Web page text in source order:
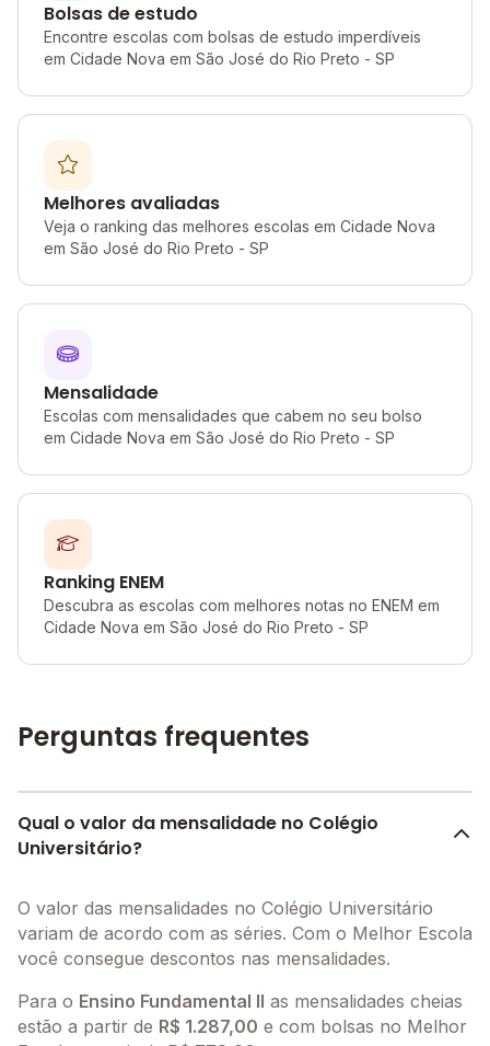
Bolsas de estudo
Encontre escolas com bolsas de estudo imperdíveis
em Cidade Nova em São José do Rio Preto - SP
Melhores avaliadas
Veja o ranking das melhores escolas em Cidade Nova
em São José do Rio Preto - SP
Mensalidade
Escolas com mensalidades que cabem no seu bolso
em Cidade Nova em São José do Rio Preto - SP
Ranking ENEM
Descubra as escolas com melhores notas no ENEM em
Cidade Nova em São José do Rio Preto - SP
Perguntas frequentes
Qual o valor da mensalidade no Colégio
Universitário?
O valor das mensalidades no Colégio Universitário
variam de acordo com as séries. Com o Melhor Escola
você consegue descontos nas mensalidades.
Para o Ensino Fundamental II as mensalidades cheias
estão a partir de R$ 1.287,00 e com bolsas no Melhor